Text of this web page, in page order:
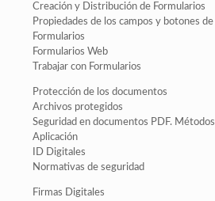
Creación y Distribución de Formularios
Propiedades de los campos y botones
Formularios
Formularios Web
Trabajar con Formularios
Protección de los documentos
Archivos protegidos
Seguridad en documentos PDF.
Aplicación
ID Digitales
Normativas de seguridad
Firmas Digitales